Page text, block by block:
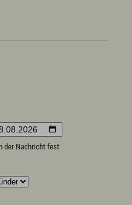
der Nachricht fest